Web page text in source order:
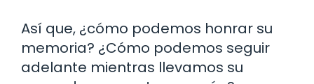
Así que, ¿cómo podemos honrar su
memoria? ¿Cómo podemos seguir
adelante mientras llevamos su